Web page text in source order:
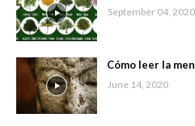
September 04, 2020
Cómo leer la
June 14, 2020